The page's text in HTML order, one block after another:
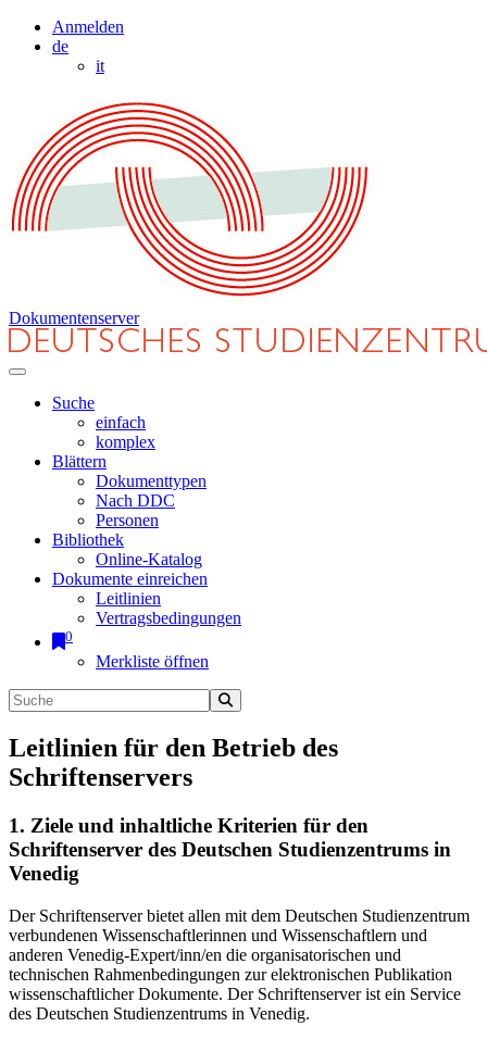
Anmelden
de
it
Dokumentenserver
Suche
einfach
komplex
Blättern
Dokumenttypen
Nach DDC
Personen
Bibliothek
Online-Katalog
Dokumente einreichen
Leitlinien
Vertragsbedingungen
0
Merkliste öffnen
Leitlinien für den Betrieb des
Schriftenservers
1. Ziele und inhaltliche Kriterien für den
Schriftenserver des Deutschen Studienzentrums in
Venedig
Der Schriftenserver bietet allen mit dem Deutschen Studienzentrum
verbundenen Wissenschaftlerinnen und Wissenschaftlern und
anderen Venedig-Expert/inn/en die organisatorischen und
technischen Rahmenbedingungen zur elektronischen Publikation
wissenschaftlicher Dokumente. Der Schriftenserver ist ein Service
des Deutschen Studienzentrums in Venedig.